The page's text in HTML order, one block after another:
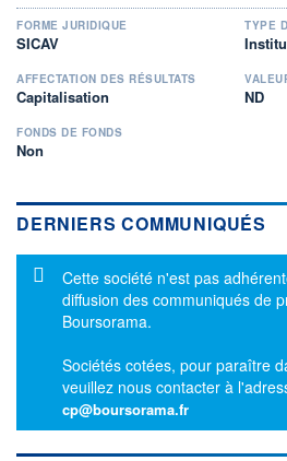
FORME JURIDIQUE
SICAV
TYPE
AFFECTATION DES RÉSULTATS
Capitalisation ND
FONDS DE FONDS
Non
DERNIERS COMMUNIQUÉS
Message d'information
Cette société n'est pas
diffusion des communiqués de
Boursorama.
Sociétés cotées, pour paraître
veuillez nous contacter à
cp@boursorama.fr